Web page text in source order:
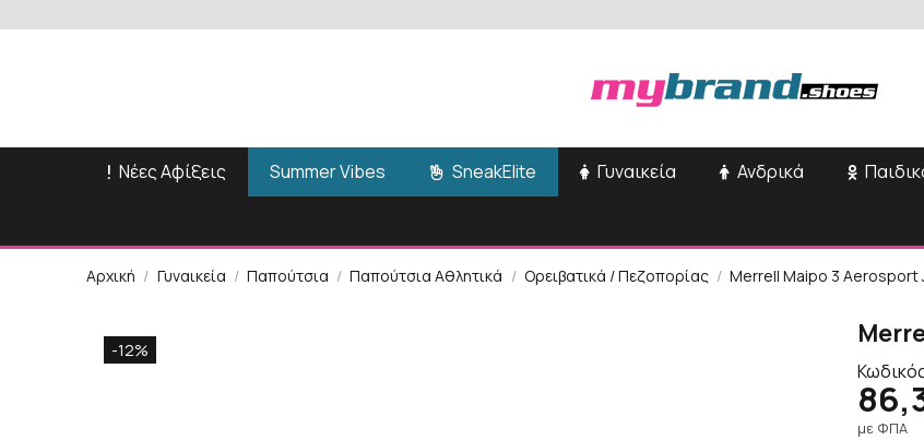
Νέες Αφίξεις Summer Vibes SneakElite Γυναικεία Ανδρικά
Αρχική Γυναικεία Παπούτσια Παπούτσια Αθλητικά Ορειβατικά / Πεζοπορίας Merrell Maipo 3 Aerosport
-12%
με ΦΠΑ